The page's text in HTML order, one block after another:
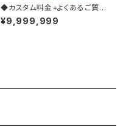
◆カスタム料金+よくあるご質問
まとめ◆
¥9,999,999